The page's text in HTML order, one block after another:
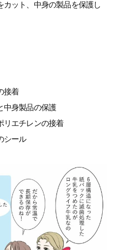
ット、中身の製品を保護し
接着
身製品の保護
エチレンの接着
シール